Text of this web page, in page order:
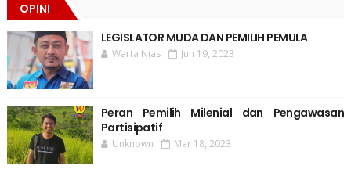
OPINI
LEGISLATOR MUDA DAN PEMILIH PEMULA
Warta Nias Jun 19, 2023
Peran Pemilih Milenial dan Pengawasan
Partisipatif
Unknown Mar 18, 2023